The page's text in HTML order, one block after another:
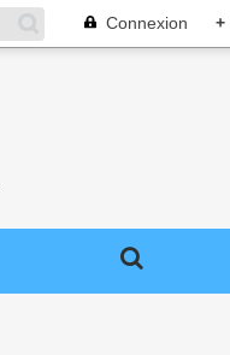
Connexion +